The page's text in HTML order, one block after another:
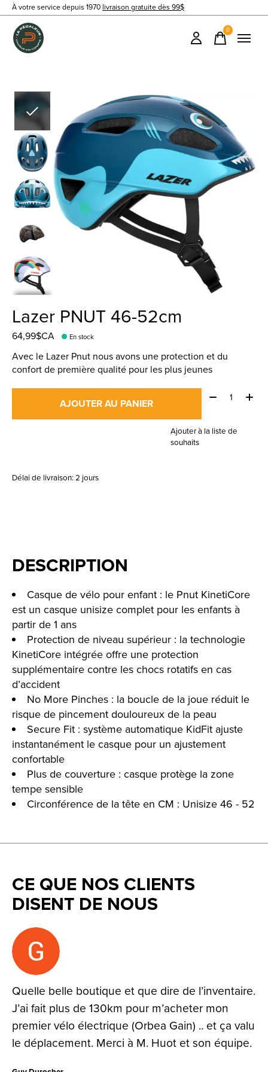
À votre service depuis 1970 livraison gratuite dès 99$
0items
Slideshow Items
Lazer PNUT 46-52cm
64,99$CA En stock
Avec le Lazer Pnut nous avons une protection et du
confort de première qualité pour les plus jeunes
AJOUTER AU PANIER
Quantité:
Ajouter à la liste de
souhaits
Délai de livraison: 2 jours
DESCRIPTION
Casque de vélo pour enfant : le Pnut KinetiCore
est un casque unisize complet pour les enfants à
partir de 1 ans
Protection de niveau supérieur : la technologie
KinetiCore intégrée offre une protection
supplémentaire contre les chocs rotatifs en cas
d’accident
No More Pinches : la boucle de la joue réduit le
risque de pincement douloureux de la peau
Secure Fit : système automatique KidFit ajuste
instantanément le casque pour un ajustement
confortable
Plus de couverture : casque protège la zone
tempe sensible
Circonférence de la tête en CM : Unisize 46 - 52
CE QUE NOS CLIENTS
DISENT DE NOUS
Testimonial items
Quelle belle boutique et que dire de l’inventaire.
J’ai fait plus de 130km pour m’acheter mon
premier vélo électrique (Orbea Gain) .. et ça valu
le déplacement. Merci à M. Huot et son équipe.